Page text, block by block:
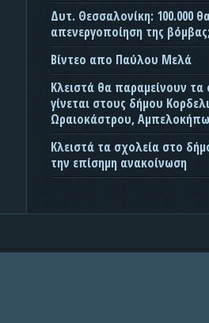
Δυτ. Θεσσαλονίκη: 100.000
απενεργοποίηση της
Βίντεο απο Παύλου Μελά
Κλειστά θα παραμείνουν
γίνεται στους δήμου
Ωραιοκάστρου,
Κλειστά τα σχολεία στο
την επίσημη ανακοίνωση